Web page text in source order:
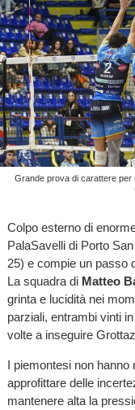
Grande prova di carattere per
Colpo esterno di
PalaSavelli di Porto
25) e compie un passo
La squadra di Matteo
grinta e lucidità nei
parziali, entrambi vinti
volte a inseguire
I piemontesi non
approfittare delle
mantenere alta la